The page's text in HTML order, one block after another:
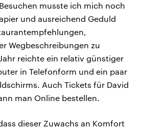
musste ich mich noch
und ausreichend Geduld
Wegbeschreibungen zu
reichte ein relativ günstiger
in Telefonform und ein paar
Auch Tickets für David
man Online bestellen.
dieser Zuwachs an Komfort